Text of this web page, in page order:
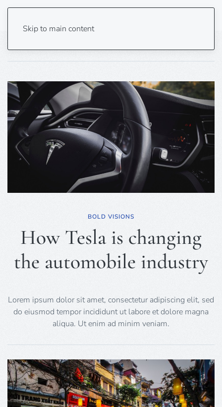
Skip to main content
BOLD VISIONS
How Tesla is changing
the automobile industry
Lorem ipsum dolor sit amet, consectetur adipiscing elit, sed
do eiusmod tempor incididunt ut labore et dolore magna
aliqua. Ut enim ad minim veniam.